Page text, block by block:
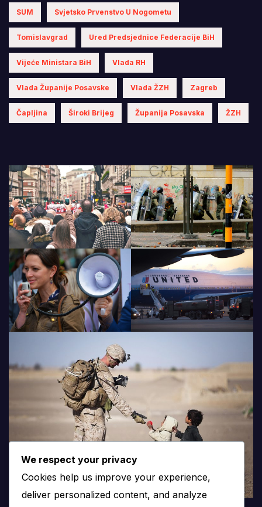
SUM Svjetsko Prvenstvo U Nogometu
Tomislavgrad Ured Predsjednice Federacije BiH
Vijeće Ministara BiH Vlada RH
Vlada Županije Posavske Vlada ŽZH Zagreb
Čapljina Široki Brijeg Županija Posavska ŽZH
We respect your privacy
Cookies help us improve your experience,
deliver personalized content, and analyze